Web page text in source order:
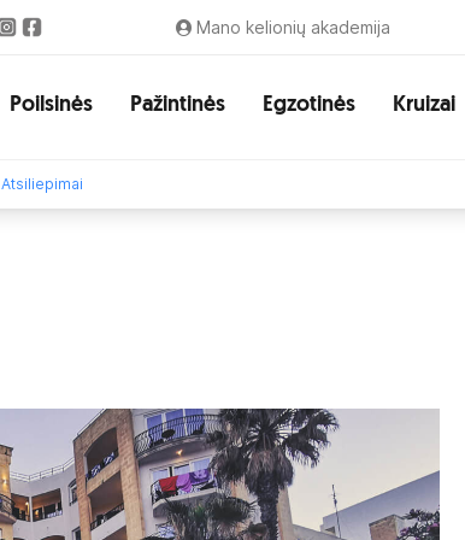
Mano kelionių akademija
Poilsinės Pažintinės Egzotinės Kruizai
Atsiliepimai